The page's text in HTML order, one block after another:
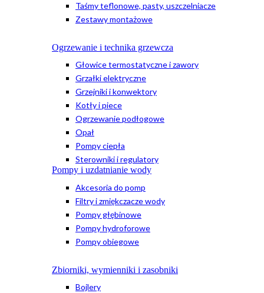
Taśmy teflonowe, pasty, uszczelniacze
Zestawy montażowe
Ogrzewanie i technika grzewcza
Głowice termostatyczne i zawory
Grzałki elektryczne
Grzejniki i konwektory
Kotły i piece
Ogrzewanie podłogowe
Opał
Pompy ciepła
Sterowniki i regulatory
Pompy i uzdatnianie wody
Akcesoria do pomp
Filtry i zmiękczacze wody
Pompy głębinowe
Pompy hydroforowe
Pompy obiegowe
Zbiorniki, wymienniki i zasobniki
Bojlery